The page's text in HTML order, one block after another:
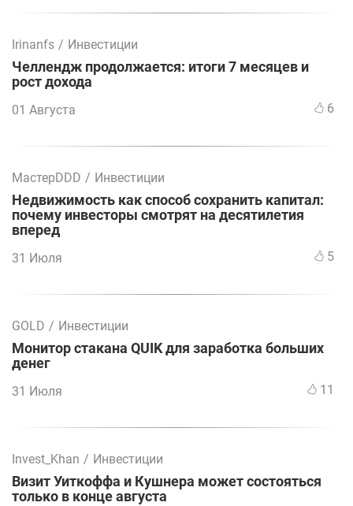
Irinanfs / Инвестиции
Челлендж продолжается: итоги 7 месяцев и
рост дохода
01 Августа 6
МастерDDD / Инвестиции
Недвижимость как способ сохранить капитал:
почему инвесторы смотрят на десятилетия
вперед
31 Июля 5
GOLD / Инвестиции
Монитор стакана QUIK для заработка больших
денег
31 Июля 11
Invest_Khan / Инвестиции
Визит Уиткоффа и Кушнера может состояться
только в конце августа